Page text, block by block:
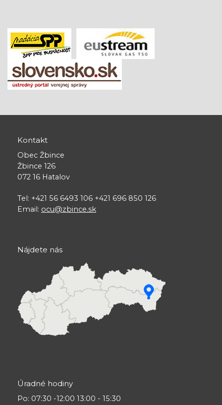
Kontakt
Obec Žbince
Žbince 126
072 16 Hatalov
Tel: +421 56 6493 106 +421 696 850 126
Email: ocu@zbince.sk
Nájdete nás
Úradné hodiny
Po: 07:30 -12:00 13:00 - 15:30